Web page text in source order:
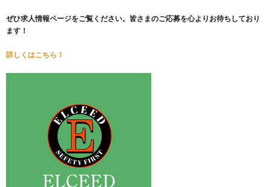
ぜひ求人情報ページをご覧ください。皆さまのご応募を心よりお待ちしており
ます！
詳しくはこちら！